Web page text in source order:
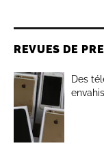
REVUES DE
Des